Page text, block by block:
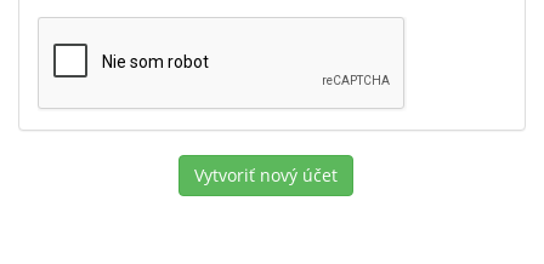
Vytvoriť nový účet